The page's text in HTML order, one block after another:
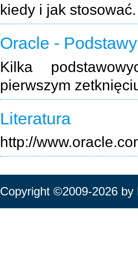
kiedy i jak stosować.
Oracle -
Kilka
pierwszym
Literatura
http://
Copyright ©2009-2026 by